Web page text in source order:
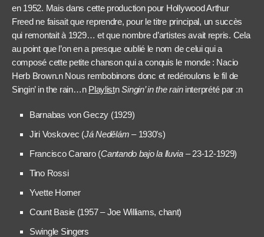
en 1952. Mais dans cette production pour Hollywood Arthur
Freed ne faisait que reprendre, pour le titre principal, un succès
qui remontait à 1929… et que nombre d’artistes avait repris. Cela
au point que l’on en a presque oublié le nom de celui qui a
composé cette petite chanson qui a conquis le monde : Nacio
Herb Brown.n Nous rembobinons donc et redéroulons le fil de
Singin’ in the rain…n PlaylistnSingin’ in the raininterprété par :n
Barnabas von Geczy (1929)
Jiri Voskovec (JáNedělám – 1930’s)
Francisco Canaro (Cantando bajo la lluvia– 23-12-1929)
Tino Rossi
Yvette Horner
Count Basie (1957 – Joe Williams, chant)
Swingle Singers